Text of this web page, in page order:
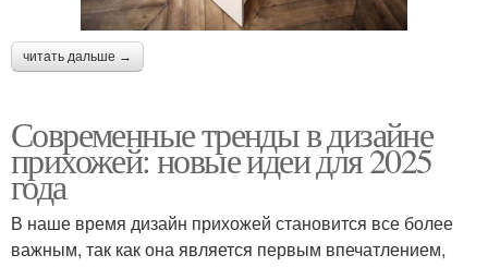
читать дальше →
Современные тренды в дизайне
прихожей: новые идеи для 2025
года
В наше время дизайн прихожей становится все более
важным, так как она является первым впечатлением,